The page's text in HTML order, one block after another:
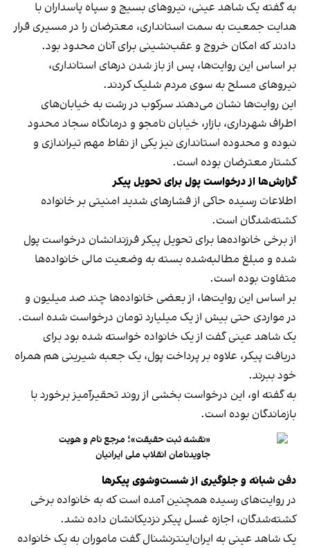
به گفته یک شاهد عینی، نیروهای بسیج و سپاه پاسداران با
هدایت جمعیت به سمت استانداری، معترضان را در مسیری قرار
دادند که امکان خروج و عقب‌نشینی برای آنان محدود بود.
بر اساس این روایت‌ها، پس از باز شدن درهای استانداری،
نیروهای مسلح به سوی مردم شلیک کردند.
این روایت‌ها نشان می‌دهند سرکوب در رشت به خیابان‌های
اطراف شهرداری، بازار، خیابان نامجو و درمانگاه سجاد محدود
نبوده و محدوده استانداری نیز یکی از نقاط مهم تیراندازی و
کشتار معترضان بوده است.
گزارش‌ها از درخواست پول برای تحویل پیکر
اطلاعات رسیده حاکی از فشار‌های شدید امنیتی بر خانواده
کشته‌شدگان است.
از برخی خانواده‌ها برای تحویل پیکر فرزندانشان درخواست پول
شده و مبلغ مطالبه‌شده بسته به وضعیت مالی خانواده‌ها
متفاوت بوده است.
بر اساس این روایت‌ها، از بعضی خانواده‌ها چند صد میلیون و
در مواردی حتی بیش از یک میلیارد تومان درخواست شده است.
یک شاهد عینی گفت از یک خانواده خواسته شده بود برای
دریافت پیکر، علاوه بر پرداخت پول، یک جعبه شیرینی هم همراه
خود ببرند.
به گفته او، این درخواست بخشی از روند تحقیرآمیز برخورد با
بازماندگان بوده است.
«نقشه ثبت حقیقت»؛ مرجع نام و هویت
جاویدنامان انقلاب ملی ایرانیان
دفن شبانه و جلوگیری از شست‌وشوی پیکرها
در روایت‌های رسیده همچنین آمده است که به خانواده‌ برخی
کشته‌شدگان، اجازه غسل پیکر نزدیکانشان داده نشد.
یک شاهد عینی به ایران‌اینترنشنال گفت ماموران به یک خانواده